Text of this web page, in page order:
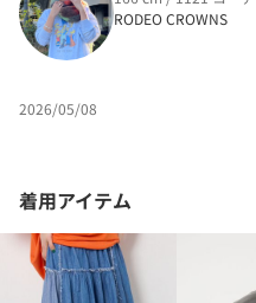
RODEO CROWNS
2026/05/08
着用アイテム